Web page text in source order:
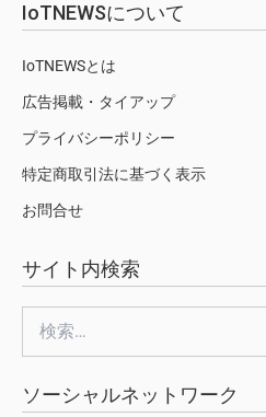
IoTNEWSについて
IoTNEWSとは
広告掲載・タイアップ
プライバシーポリシー
特定商取引法に基づく表示
お問合せ
サイト内検索
索:
ソーシャルネットワーク